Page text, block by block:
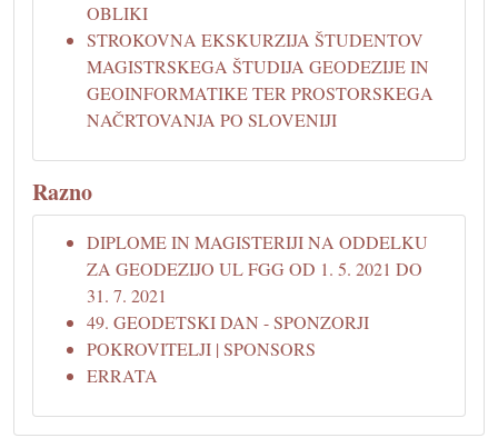
OBLIKI
STROKOVNA EKSKURZIJA ŠTUDENTOV
MAGISTRSKEGA ŠTUDIJA GEODEZIJE IN
GEOINFORMATIKE TER PROSTORSKEGA
NAČRTOVANJA PO SLOVENIJI
Razno
DIPLOME IN MAGISTERIJI NA ODDELKU
ZA GEODEZIJO UL FGG OD 1. 5. 2021 DO
31. 7. 2021
49. GEODETSKI DAN - SPONZORJI
POKROVITELJI | SPONSORS
ERRATA